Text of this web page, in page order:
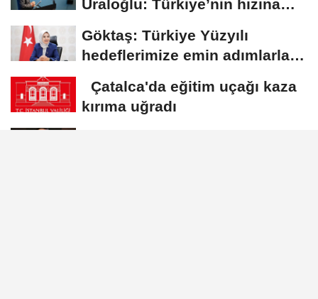
Uraloğlu: Türkiye’nin hızına
Göktaş: Türkiye Yüzyılı
hedeflerimize emin adımlarla
Çatalca'da eğitim uçağı kaza
kırıma uğradı